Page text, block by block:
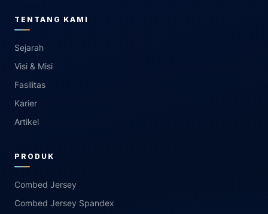
TENTANG KAMI
Sejarah
Visi & Misi
Fasilitas
Karier
Artikel
PRODUK
Combed Jersey
Combed Jersey Spandex